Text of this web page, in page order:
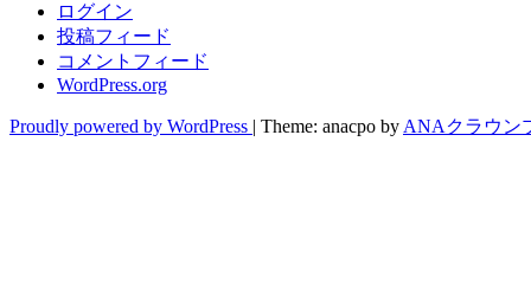
ログイン
投稿フィード
コメントフィード
WordPress.org
Proudly powered by WordPress | Theme: anacpo by ANAクラウン